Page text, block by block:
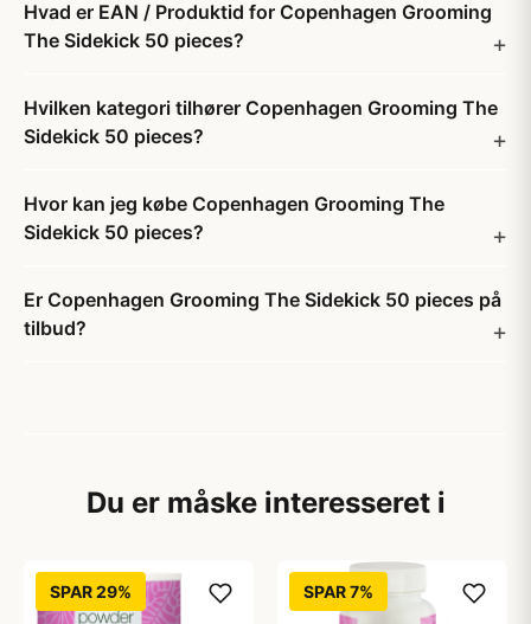
Hvad er EAN / Produktid for Copenhagen Grooming
The Sidekick 50 pieces?
Hvilken kategori tilhører Copenhagen Grooming The
Sidekick 50 pieces?
Hvor kan jeg købe Copenhagen Grooming The
Sidekick 50 pieces?
Er Copenhagen Grooming The Sidekick 50 pieces på
tilbud?
Du er måske interesseret i
SPAR 29% SPAR 7%